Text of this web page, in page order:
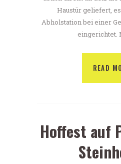
Haustür geliefert,
Abholstation bei einer
eingerichtet.
READ
Hoffest auf